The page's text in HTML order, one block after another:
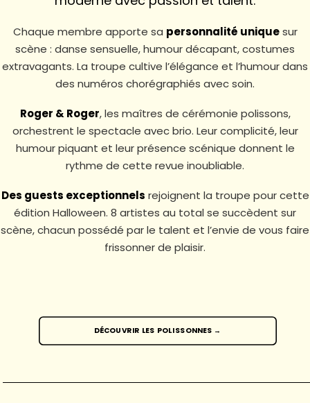
Chaque membre apporte sa personnalité uniquesur
scène : danse sensuelle, humour décapant, costumes
extravagants. La troupe cultive l’élégance et l’humour dans
des numéros chorégraphiés avec soin.
Roger & Roger, les maîtres de cérémonie polissons,
orchestrent le spectacle avec brio. Leur complicité, leur
humour piquant et leur présence scénique donnent le
rythme de cette revue inoubliable.
Des guests exceptionnels rejoignent la troupe pour cette
édition Halloween. 8 artistes au total se succèdent sur
scène, chacun possédé par le talent et l’envie de vous faire
frissonner de plaisir.
DÉCOUVRIR LES POLISSONNES →